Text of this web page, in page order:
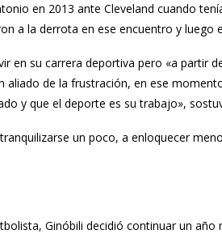
en 2013 ante Cleveland cuando
a la derrota en ese encuentro y luego
en su carrera deportiva pero «a partir
aliado de la frustración, en ese
y que el deporte es su trabajo»,
un poco, a enloquecer
Ginóbili decidió continuar un año